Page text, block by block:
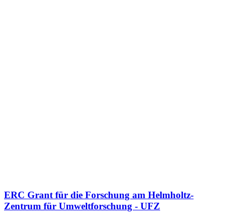
ERC Grant für die Forschung am Helmholtz-
Zentrum für Umweltforschung - UFZ